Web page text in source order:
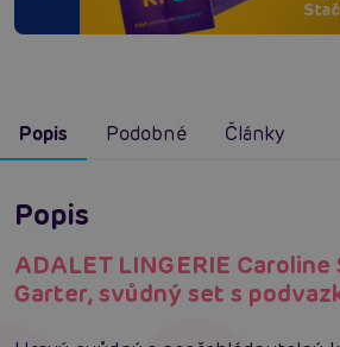
Popis Podobné Články
Popis
ADALET LINGERIE
Garter, svůdný set s